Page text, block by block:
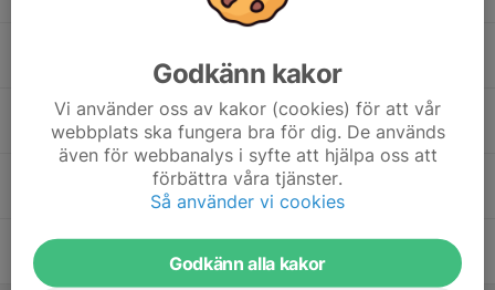
Torsdagsträning
Oppunda
Fre
19:00
DM natt - funktionärer
Eget arrangemang
Godkänn kakor
Vi använder oss av kakor (cookies) för att vår
webbplats ska fungera bra för dig. De används
även för webbanalys i syfte att hjälpa oss att
förbättra våra tjänster.
Så använder vi cookies
Godkänn alla kakor